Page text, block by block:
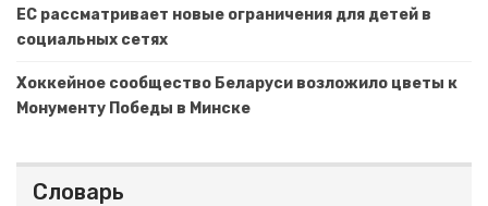
ЕС рассматривает новые ограничения для детей в
социальных сетях
Хоккейное сообщество Беларуси возложило цветы к
Монументу Победы в Минске
Словарь